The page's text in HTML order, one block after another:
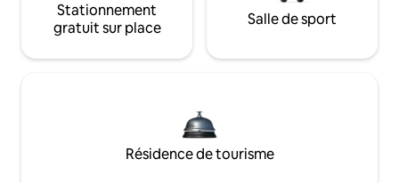
Stationnement
gratuit sur place
Salle de sport
Résidence de tourisme